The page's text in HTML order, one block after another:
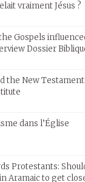
vraiment Jésus ?
Gospels
Dossier
the New Testament:
dans l’Église
Protestants:
Aramaic to get